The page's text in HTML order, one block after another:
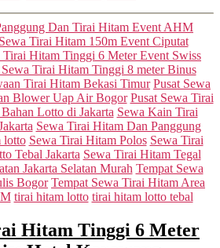
Categories
Dan Tirai Hitam Event AHM
Tirai Hitam 150m Event Ciputat
Tirai Hitam Tinggi 6 Meter Event Swiss
Sewa Tirai Hitam Tinggi 8 meter Binus
Tirai Hitam Bekasi Timur Pusat Sewa
Blower Uap Air Bogor Pusat Sewa Tirai
Lotto di Jakarta Sewa Kain Tirai
Sewa Tirai Hitam Dan Panggung
lotto Sewa Tirai Hitam Polos Sewa Tirai
Tebal Jakarta Sewa Tirai Hitam Tegal
Jakarta Selatan Murah Tempat Sewa
Bogor Tempat Sewa Tirai Hitam Area
tirai hitam lotto tirai hitam lotto tebal
Hitam Tinggi 6 Meter